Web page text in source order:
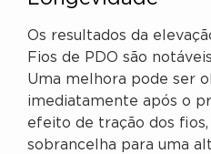
Os resultados da
Fios de PDO são
Uma melhora pode ser
imediatamente após o
efeito de tração dos
sobrancelha para uma